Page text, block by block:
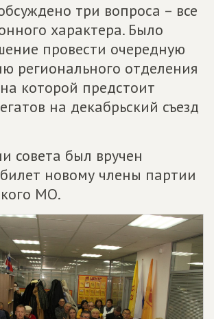
три вопроса – все
характера. Было
провести очередную
регионального отделения
которой предстоит
на декабрьский съезд
совета был вручен
новому члены партии
МО.